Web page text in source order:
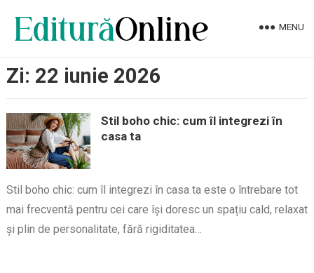
MENU
Zi: 22 iunie 2026
Stil boho chic: cum îl integrezi în
casa ta
Stil boho chic: cum îl integrezi în casa ta este o întrebare tot
mai frecventă pentru cei care își doresc un spațiu cald, relaxat
și plin de personalitate, fără rigiditatea…